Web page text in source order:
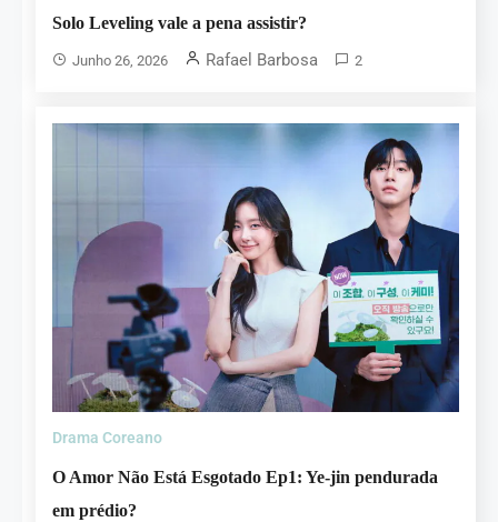
Solo Leveling vale a pena assistir?
Junho 26, 2026 Rafael Barbosa 2
Drama Coreano
O Amor Não Está Esgotado Ep1: Ye-jin pendurada
em prédio?